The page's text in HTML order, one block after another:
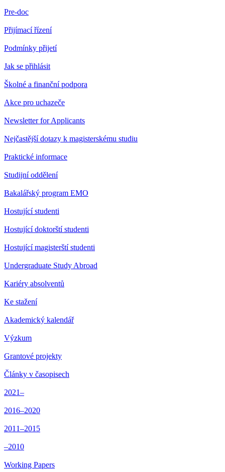
Pre-doc
Přijímací řízení
Podmínky přijetí
Jak se přihlásit
Školné a finanční podpora
Akce pro uchazeče
Newsletter for Applicants
Nejčastější dotazy k magisterskému studiu
Praktické informace
Studijní oddělení
Bakalářský program EMO
Hostující studenti
Hostující doktorští studenti
Hostující magisterští studenti
Undergraduate Study Abroad
Kariéry absolventů
Ke stažení
Akademický kalendář
Výzkum
Grantové projekty
Články v časopisech
2021–
2016–2020
2011–2015
–2010
Working Papers